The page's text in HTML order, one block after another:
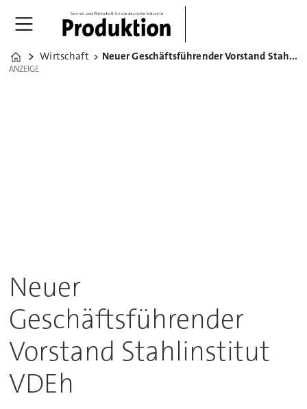
Home
Wirtschaft Neuer Geschäftsführender Vorstand Stahlinstitut VDEh
ANZEIGE
ANZEIGE
Neuer
Geschäftsführender
Vorstand Stahlinstitut
VDEh